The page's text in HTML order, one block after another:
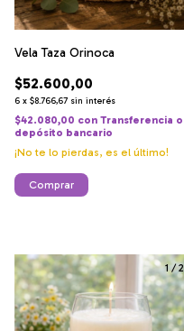
Vela Taza Orinoca
$52.600,00
6 x $8.766,67 sin interés
$42.080,00 con Transferencia o
depósito bancario
¡No te lo pierdas, es el último!
Comprar
1/2